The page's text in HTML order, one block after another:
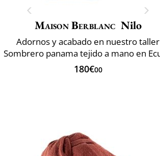
Maison Berblanc Nilo
Adornos y acabado en nuestro taller
180€00